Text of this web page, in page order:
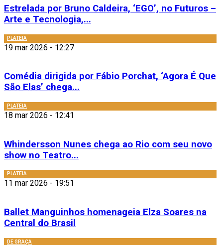
Estrelada por Bruno Caldeira, ‘EGO’, no Futuros –
Arte e Tecnologia,...
PLATEIA
19 mar 2026 - 12:27
Comédia dirigida por Fábio Porchat, ‘Agora É Que
São Elas’ chega...
PLATEIA
18 mar 2026 - 12:41
Whindersson Nunes chega ao Rio com seu novo
show no Teatro...
PLATEIA
11 mar 2026 - 19:51
Ballet Manguinhos homenageia Elza Soares na
Central do Brasil
DE GRAÇA